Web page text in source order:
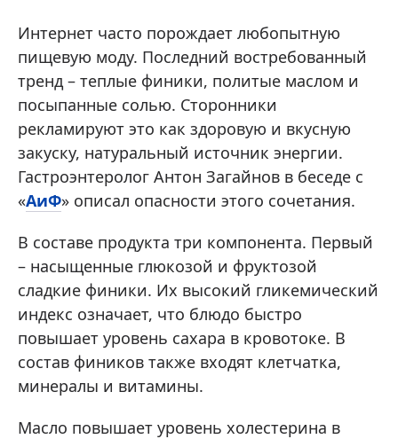
Интернет часто порождает любопытную
пищевую моду. Последний востребованный
тренд – теплые финики, политые маслом и
посыпанные солью. Сторонники
рекламируют это как здоровую и вкусную
закуску, натуральный источник энергии.
Гастроэнтеролог Антон Загайнов в беседе с
«АиФ» описал опасности этого сочетания.
В составе продукта три компонента. Первый
– насыщенные глюкозой и фруктозой
сладкие финики. Их высокий гликемический
индекс означает, что блюдо быстро
повышает уровень сахара в кровотоке. В
состав фиников также входят клетчатка,
минералы и витамины.
Масло повышает уровень холестерина в